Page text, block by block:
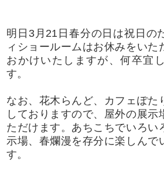
明日3月21日春分の日は祝日の
ィショールームはお休みをいた
おかけいたしますが、何卒宜
す。
なお、花木らんど、カフェぽた
しておりますので、屋外の展示
ただけます。あちこちでいろい
示場、春爛漫を存分に楽しんで
す。